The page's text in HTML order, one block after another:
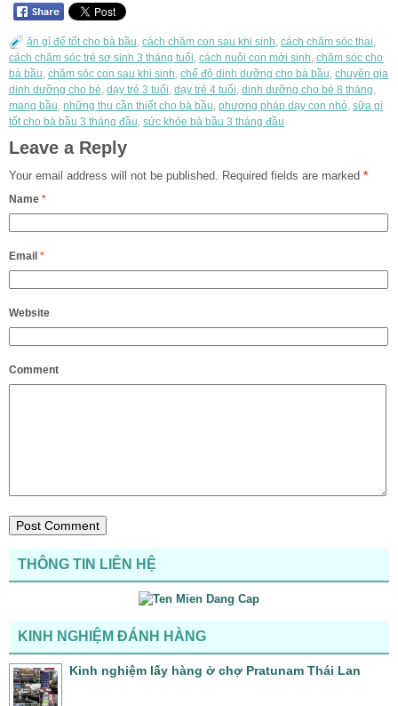
ăn gì để tốt cho bà bầu, cách chăm con sau khi sinh, cách chăm sóc thai,
cách chăm sóc trẻ sơ sinh 3 tháng tuổi, cách nuôi con mới sinh, chăm sóc cho
bà bầu, chăm sóc con sau khi sinh, chế độ dinh dưỡng cho bà bầu, chuyên gia
dinh dưỡng cho bé, dạy trẻ 3 tuổi, dạy trẻ 4 tuổi, dinh dưỡng cho bé 8 tháng,
mang bầu, những thu cần thiết cho bà bầu, phương pháp dạy con nhỏ, sữa gì
tốt cho bà bầu 3 tháng đầu, sức khỏe bà bầu 3 tháng đầu
Leave a Reply
Your email address will not be published. Required fields are marked *
Name *
Email *
Website
Comment
THÔNG TIN LIÊN HỆ
KINH NGHIỆM ĐÁNH HÀNG
Kinh nghiệm lấy hàng ở chợ Pratunam Thái Lan